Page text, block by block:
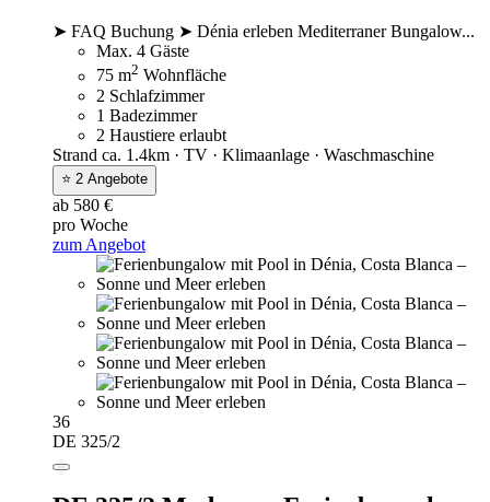
➤ FAQ Buchung ➤ Dénia erleben Mediterraner Bungalow...
Max. 4 Gäste
75 m2 Wohnfläche
2 Schlafzimmer
1 Badezimmer
2 Haustiere erlaubt
Strand ca. 1.4km · TV · Klimaanlage · Waschmaschine
⭐ 2 Angebote
ab 580 €
pro Woche
zum Angebot
36
DE 325/2